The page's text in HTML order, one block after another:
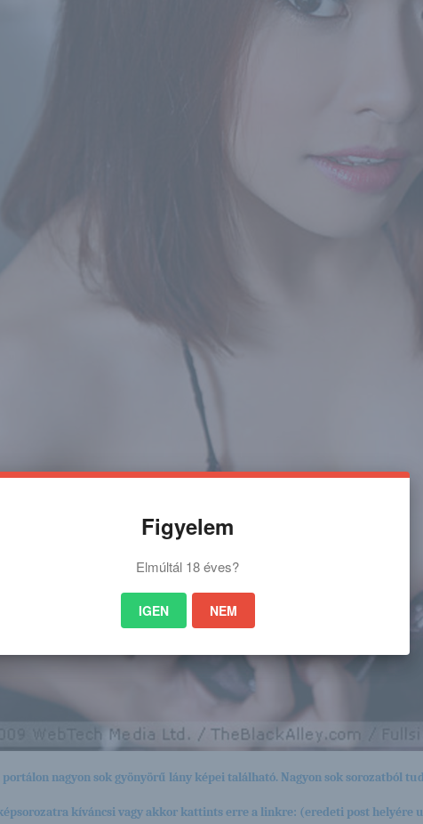
portálon nagyon sok gyönyörű lány képei található. Nagyon sok sorozatból
kíváncsi vagy akkor kattints erre a linkre: (eredeti post helyére
Figyelem
Elmúltál 18 éves?
IGEN NEM